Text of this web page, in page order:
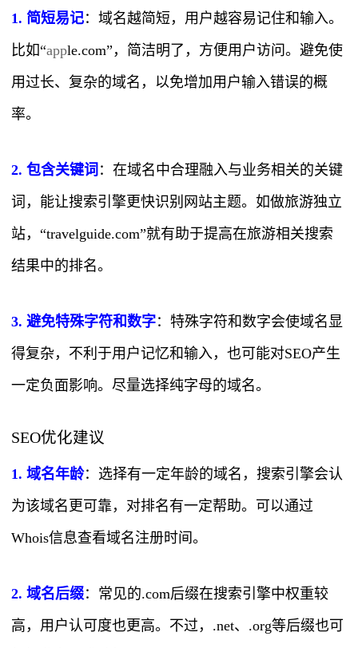
1. 简短易记：域名越简短，用户越容易记住和输入。
比如“apple.com”，简洁明了，方便用户访问。避免使
用过长、复杂的域名，以免增加用户输入错误的概
率。
2. 包含关键词 ：在域名中合理融入与业务相关的关键
词，能让搜索引擎更快识别网站主题。如做旅游独立
站，“travelguide.com”就有助于提高在旅游相关搜索
结果中的排名。
3. 避免特殊字符和数字：特殊字符和数字会使域名显
得复杂，不利于用户记忆和输入，也可能对SEO产生
一定负面影响。尽量选择纯字母的域名。
SEO优化建议
1. 域名年龄：选择有一定年龄的域名，搜索引擎会认
为该域名更可靠，对排名有一定帮助。可以通过
Whois信息查看域名注册时间。
2. 域名后缀：常见的.com后缀在搜索引擎中权重较
高，用户认可度也更高。不过，.net、.org等后缀也可